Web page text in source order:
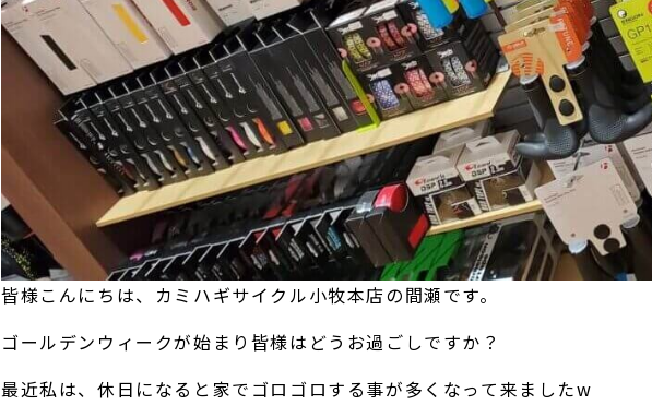
皆様こんにちは、カミハギサイクル小牧本店の間瀬です。
ゴールデンウィークが始まり皆様はどうお過ごしですか？
最近私は、休日になると家でゴロゴロする事が多くなって来ましたw